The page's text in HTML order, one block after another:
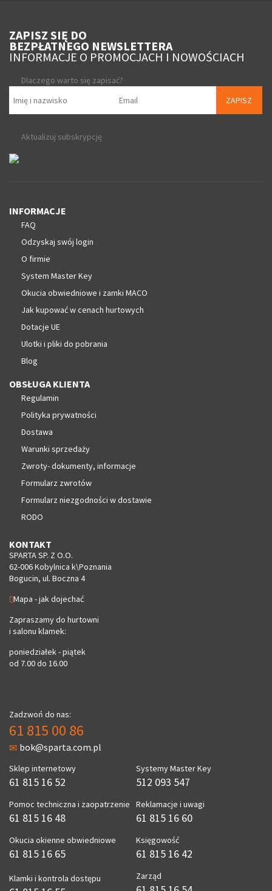
ZAPISZ SIĘ DO
BEZPŁATNEGO NEWSLETTERA
INFORMACJE O PROMOCJACH I NOWOŚCIACH
Dlaczego warto się zapisać?
ZAPISZ
Aktualizuj subskrypcję
INFORMACJE
FAQ
Odzyskaj swój login
O firmie
System Master Key
Okucia obwiedniowe i zamki MACO
Jak kupować w cenach hurtowych
Dotacje UE
Ulotki i pliki do pobrania
Blog
OBSŁUGA KLIENTA
Regulamin
Polityka prywatności
Dostawa
Warunki sprzedaży
Zwroty- dokumenty, informacje
Formularz zwrotów
Formularz niezgodności w dostawie
RODO
KONTAKT
SPARTA SP. Z O.O.
62-006 Kobylnica k\Poznania
Bogucin, ul. Boczna 4
Mapa - jak dojechać
Zapraszamy do hurtowni
i salonu klamek:
poniedziałek - piątek
od 7.00 do 16.00
Zadzwoń do nas:
61 815 00 86
bok@sparta.com.pl
Sklep internetowy
61 815 16 52
Pomoc techniczna i zaopatrzenie
61 815 16 48
Okucia okienne obwiedniowe
61 815 16 65
Klamki i kontrola dostępu
Systemy Master Key
512 093 547
Reklamacje i uwagi
61 815 16 60
Księgowość
61 815 16 42
Zarząd